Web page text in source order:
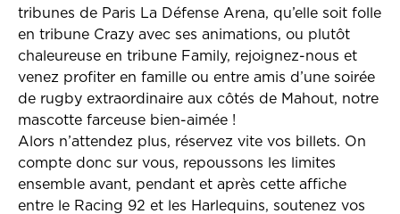
tribunes de Paris La Défense Arena, qu’elle soit folle
en tribune Crazy avec ses animations, ou plutôt
chaleureuse en tribune Family, rejoignez-nous et
venez profiter en famille ou entre amis d’une soirée
de rugby extraordinaire aux côtés de Mahout, notre
mascotte farceuse bien-aimée !
Alors n’attendez plus, réservez vite vos billets. On
compte donc sur vous, repoussons les limites
ensemble avant, pendant et après cette affiche
entre le Racing 92 et les Harlequins, soutenez vos